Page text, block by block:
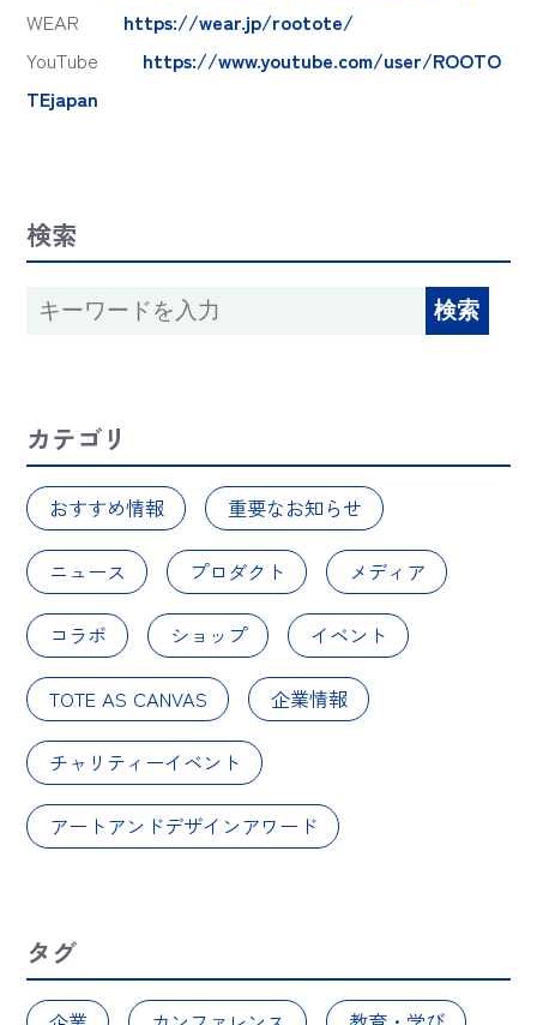
WEAR https://wear.jp/rootote/
YouTube https://www.youtube.com/user/ROOTO
TEjapan
検索
カテゴリ
おすすめ情報 重要なお知らせ
ニュース プロダクト メディア
コラボ ショップ イベント
TOTE AS CANVAS 企業情報
チャリティーイベント
アートアンドデザインアワード
タグ